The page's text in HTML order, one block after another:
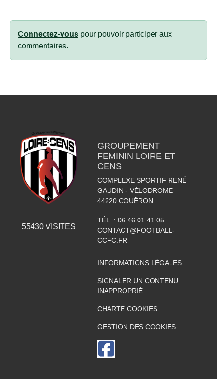
Connectez-vous pour pouvoir participer aux
commentaires.
55430VISITES
GROUPEMENT
FEMININ LOIRE ET
CENS
COMPLEXE SPORTIF RENÉ
GAUDIN - VÉLODROME
44220 COUËRON
TÉL. : 06 46 01 41 05
CONTACT@FOOTBALL-
CCFC.FR
INFORMATIONS LÉGALES
SIGNALER UN CONTENU
INAPPROPRIÉ
CHARTE COOKIES
GESTION DES COOKIES